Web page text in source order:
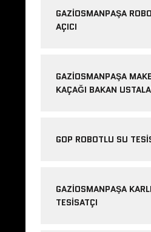
GAZIOSMANPAŞA
AÇICI
GAZIOSMANPAŞA
KAÇAĞI BAKAN
GOP ROBOTLU SU
GAZIOSMANPAŞA
TESISATÇI